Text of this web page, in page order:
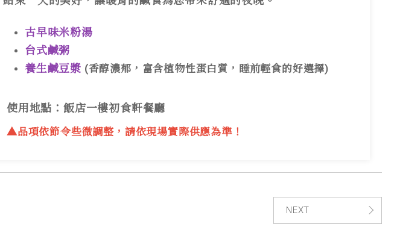
古早味米粉湯
台式鹹粥
養生鹹豆漿 (香醇濃郁，富含植物性蛋白質，睡前輕食的好選擇)
使用地點：飯店一樓初食軒餐廳
▲品項依節令些微調整，請依現場實際供應為準！
NEXT